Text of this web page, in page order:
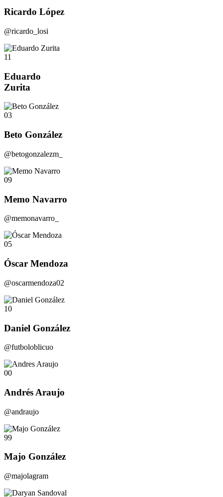
Ricardo López
@ricardo_losi
11
Eduardo
Zurita
03
Beto González
@betogonzalezm_
09
Memo Navarro
@memonavarro_
05
Óscar Mendoza
@oscarmendoza02
10
Daniel González
@futboloblicuo
00
Andrés Araujo
@andraujo
99
Majo González
@majolagram